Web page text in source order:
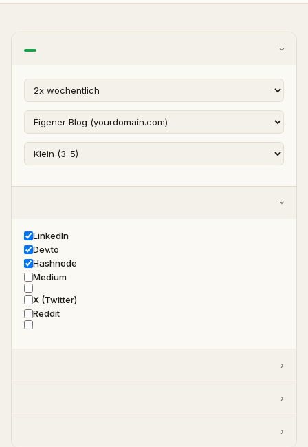
›
›
LinkedIn
Dev.to
Hashnode
Medium
X (Twitter)
Reddit
›
›
›